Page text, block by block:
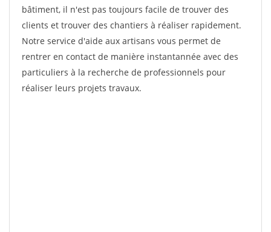
bâtiment, il n'est pas toujours facile de trouver des
clients et trouver des chantiers à réaliser rapidement.
Notre service d'aide aux artisans vous permet de
rentrer en contact de manière instantannée avec des
particuliers à la recherche de professionnels pour
réaliser leurs projets travaux.